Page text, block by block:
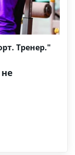
Тренер."